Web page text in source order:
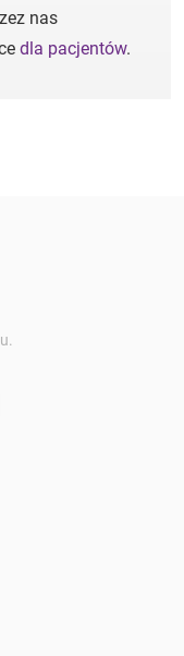
nas
dla pacjentów.